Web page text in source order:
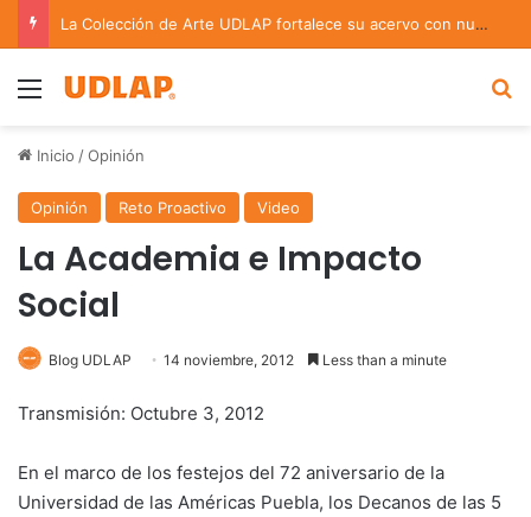
La Colección de Arte UDLAP fortalece su acervo con nuevas obras de artistas emergentes y consolidados
Menu
Inicio /Opinión
Opinión Reto Proactivo Video
La Academia e Impacto
Social
Blog UDLAP 14 noviembre, 2012 Less than a minute
Transmisión: Octubre 3, 2012
En el marco de los festejos del 72 aniversario de la
Universidad de las Américas Puebla, los Decanos de las 5